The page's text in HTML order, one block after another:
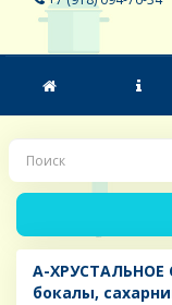
A-ХРУСТАЛЬНОЕ
бокалы,